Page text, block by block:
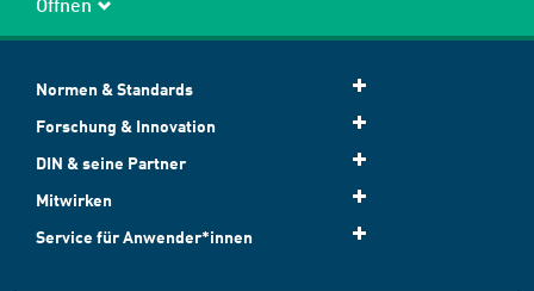
Normen & Standards
Forschung & Innovation
DIN & seine Partner
Mitwirken
Service für Anwender*innen